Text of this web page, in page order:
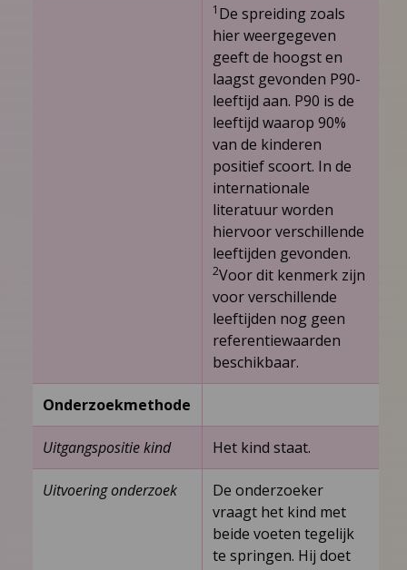
1 De spreiding zoals
hier weergegeven
geeft de hoogst en
laagst gevonden P90-
leeftijd aan. P90 is de
leeftijd waarop 90%
van de kinderen
positief scoort. In de
internationale
literatuur worden
hiervoor verschillende
leeftijden gevonden.
2Voor dit kenmerk zijn
voor verschillende
leeftijden nog geen
referentiewaarden
beschikbaar.
Onderzoekmethode
Uitgangspositie kind Het kind staat.
Uitvoering onderzoek
De onderzoeker
vraagt het kind met
beide voeten tegelijk
te springen. Hij doet